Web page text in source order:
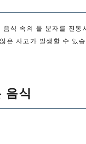
식 속의 물 분자를 진
은 사고가 발생할 수 있
음식